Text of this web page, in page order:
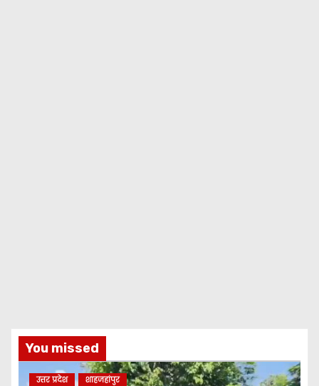
You missed
उत्तर प्रदेश शाहजहांपुर